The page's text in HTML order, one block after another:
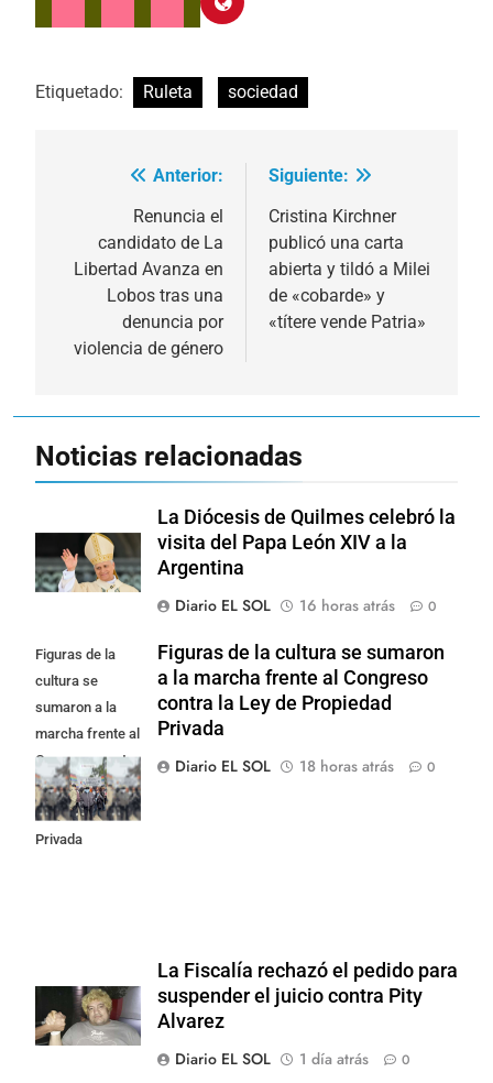
Etiquetado: Ruleta sociedad
Navegación
entradas
Anterior:
Renuncia el
candidato de La
Libertad Avanza en
Lobos tras una
denuncia por
violencia de género
Siguiente:
Cristina Kirchner
publicó una carta
abierta y tildó a Milei
de «cobarde» y
«títere vende Patria»
Noticias relacionadas
La Diócesis de Quilmes celebró la
visita del Papa León XIV a la
Argentina
Diario EL SOL
16 horas atrás 0
Figuras de la
cultura se
sumaron a la
marcha frente al
Congreso contra
la Ley de
Propiedad
Privada
Figuras de la cultura se sumaron
a la marcha frente al Congreso
contra la Ley de Propiedad
Privada
Diario EL SOL
18 horas atrás 0
La Fiscalía rechazó el pedido para
suspender el juicio contra Pity
Alvarez
Diario EL SOL
1 día atrás 0